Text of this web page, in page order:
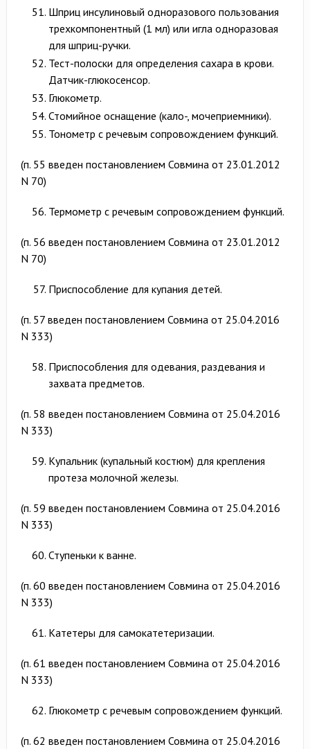
Шприц инсулиновый одноразового пользования
трехкомпонентный (1 мл) или игла одноразовая
для шприц-ручки.
Тест-полоски для определения сахара в крови.
Датчик-глюкосенсор.
Глюкометр.
Стомийное оснащение (кало-, мочеприемники).
Тонометр с речевым сопровождением функций.
(п. 55 введен постановлением Совмина от 23.01.2012
N 70)
Термометр с речевым сопровождением функций.
(п. 56 введен постановлением Совмина от 23.01.2012
N 70)
Приспособление для купания детей.
(п. 57 введен постановлением Совмина от 25.04.2016
N 333)
Приспособления для одевания, раздевания и
захвата предметов.
(п. 58 введен постановлением Совмина от 25.04.2016
N 333)
Купальник (купальный костюм) для крепления
протеза молочной железы.
(п. 59 введен постановлением Совмина от 25.04.2016
N 333)
Ступеньки к ванне.
(п. 60 введен постановлением Совмина от 25.04.2016
N 333)
Катетеры для самокатетеризации.
(п. 61 введен постановлением Совмина от 25.04.2016
N 333)
Глюкометр с речевым сопровождением функций.
(п. 62 введен постановлением Совмина от 25.04.2016